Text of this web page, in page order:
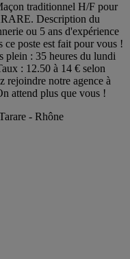
traditionnel H/F pour
Description du
ou 5 ans d'expérience
ce poste est fait pour vous !
plein : 35 heures du lundi
: 12.50 à 14 € selon
rejoindre notre agence à
attend plus que vous !
- Rhône